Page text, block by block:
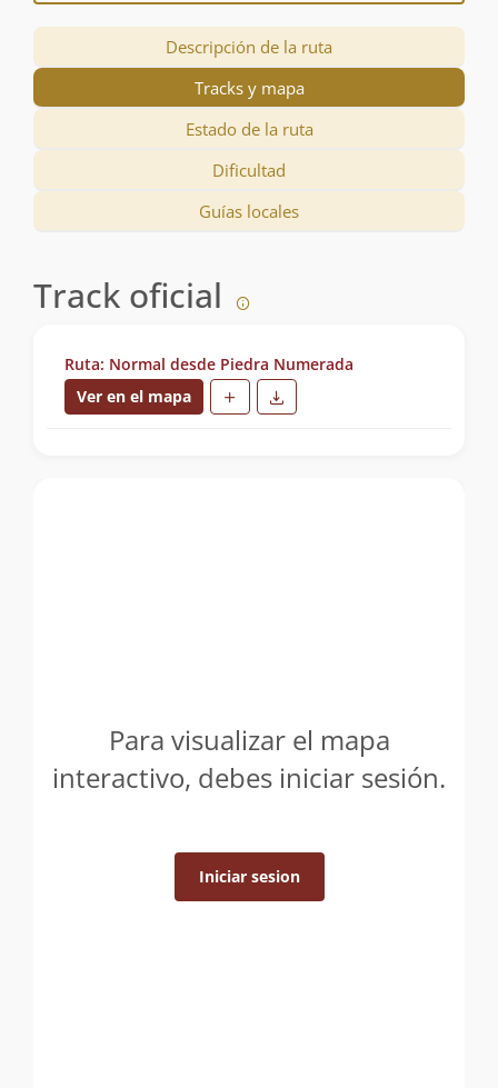
Descripción de la ruta
Tracks y mapa
Estado de la ruta
Dificultad
Guías locales
Track oficial
Ruta: Normal desde Piedra Numerada
Ver en el mapa
Para visualizar el mapa
interactivo, debes iniciar sesión.
Iniciar sesion